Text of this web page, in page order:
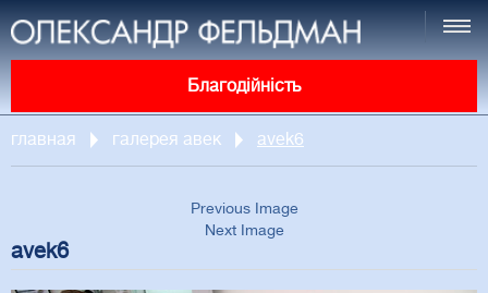
Благодійність
главная галерея авек avek6
Previous Image
Next Image
avek6